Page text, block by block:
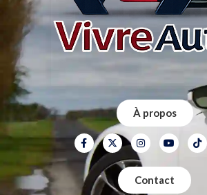
À propos
Contact